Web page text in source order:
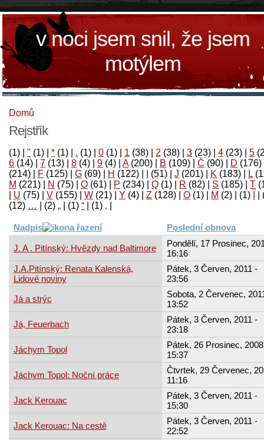
v noci jsem snil, že jsem
motýlem
Domů
Rejstřík
(1) " (1) * (1) . (1) 0 (1) 1 (38) 2 (38) 3 (23) 4 (23) 5
6 (14) 7 (13) 8 (4) 9 (4) A(200) B (109) Č (90) D (176)
(214)
F (125) G (69) H (122) (51) J (201) K (183) L
M (221) N (75) O (61) P (234) Q (1) R (82) S (185) T
U (75) V (155) W (21) Y (4) Z (128) Ο (1) М (2)
(1)
‚
(1)
“
(1)
„
(2)
…
(12)
Nadpis Poslední obnova
J. A . Pitínský: Hvězdy nad Baltimore
Pondělí, 17 Prosinec,
16:16
J.A.Pitínský: Renata Kalenská,
Lidové noviny
Pátek, 3 Červen, 2011 -
23:56
Já a strýc
Sobota, 2 Červenec,
13:52
Já, Feuerbach
Pátek, 3 Červen, 2011 -
23:18
Jáchym Topol
Pátek, 26 Prosinec,
15:37
Jáchym Topol: Noční práce
Čtvrtek, 29 Červenec,
11:16
Jack Kerouac
Pátek, 3 Červen, 2011 -
15:30
Jack Kerouac: Na cestě
Pátek, 3 Červen, 2011 -
22:52